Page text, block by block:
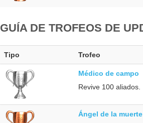
GUÍA DE TROFEOS DE
Tipo Trofeo
Médico de campo
Revive 100 aliados.
Ángel de la muerte